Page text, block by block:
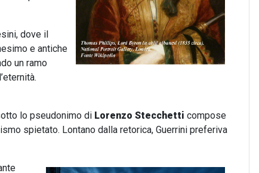
dove il
e antiche
un ramo
lo pseudonimo di Lorenzo Stecchetti compose
spietato. Lontano dalla retorica, Guerrini preferiva